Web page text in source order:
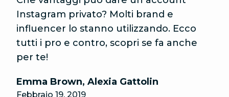
Instagram privato? Molti brand e
influencer lo stanno utilizzando. Ecco
tutti i pro e contro, scopri se fa anche
per te!
Emma Brown, Alexia Gattolin
Febbraio 19, 2019